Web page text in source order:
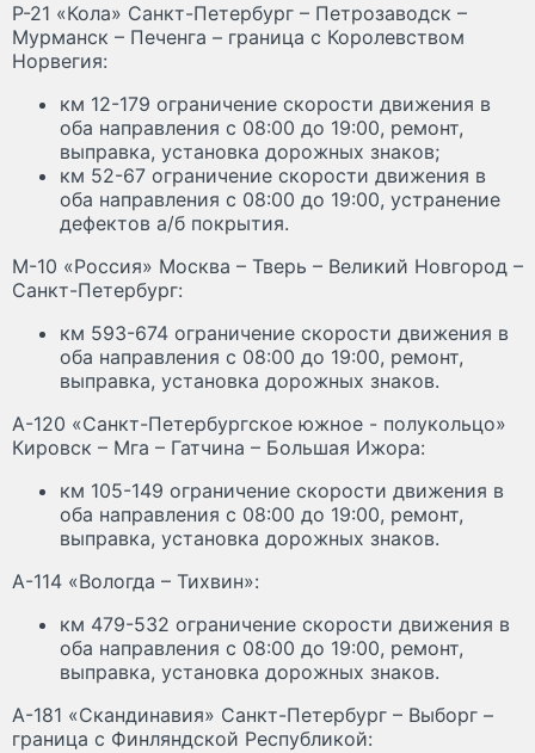
Р-21 «Кола» Санкт-Петербург – Петрозаводск –
Мурманск – Печенга – граница с Королевством
Норвегия:
км 12-179 ограничение скорости движения в
оба направления с 08:00 до 19:00, ремонт,
выправка, установка дорожных знаков;
км 52-67 ограничение скорости движения в
оба направления с 08:00 до 19:00, устранение
дефектов а/б покрытия.
М-10 «Россия» Москва – Тверь – Великий Новгород –
Санкт-Петербург:
км 593-674 ограничение скорости движения в
оба направления с 08:00 до 19:00, ремонт,
выправка, установка дорожных знаков.
А-120 «Санкт-Петербургское южное - полукольцо»
Кировск – Мга – Гатчина – Большая Ижора:
км 105-149 ограничение скорости движения в
оба направления с 08:00 до 19:00, ремонт,
выправка, установка дорожных знаков.
А-114 «Вологда – Тихвин»:
км 479-532 ограничение скорости движения в
оба направления с 08:00 до 19:00, ремонт,
выправка, установка дорожных знаков.
А-181 «Скандинавия» Санкт-Петербург – Выборг –
граница с Финляндской Республикой: